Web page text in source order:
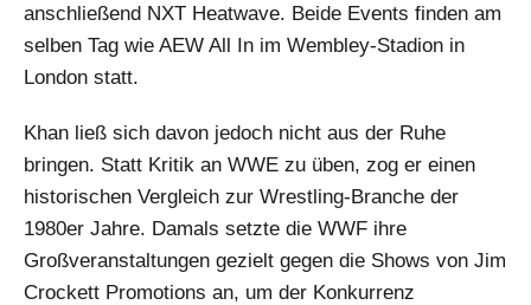
anschließend NXT Heatwave. Beide Events finden am
selben Tag wie AEW All In im Wembley-Stadion in
London statt.
Khan ließ sich davon jedoch nicht aus der Ruhe
bringen. Statt Kritik an WWE zu üben, zog er einen
historischen Vergleich zur Wrestling-Branche der
1980er Jahre. Damals setzte die WWF ihre
Großveranstaltungen gezielt gegen die Shows von Jim
Crockett Promotions an, um der Konkurrenz